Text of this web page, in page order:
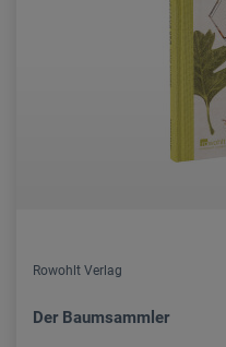
Rowohlt Verlag
Der Baumsammler